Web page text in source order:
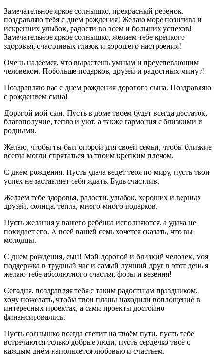
Замечательное яркое солнышко, прекрасный ребенок,
поздравляю тебя с днем рождения! Желаю море позитива и
искренних улыбок, радости во всем и больших успехов!
Замечательное яркое солнышко, желаем тебе крепкого
здоровья, счастливых глазок и хорошего настроения!
Очень надеемся, что вырастешь умным и преуспевающим
человеком. Побольше подарков, друзей и радостных минут!
Поздравляю вас с днем рождения дорогого сына. Поздравляю
с рождением сына!
Дорогой мой сын. Пусть в доме твоем будет всегда достаток,
благополучие, тепло и уют, а также гармония с близкими и
родными.
Желаю, чтобы ты был опорой для своей семьи, чтобы близкие
всегда могли спрятаться за твоим крепким плечом.
С днём рождения. Пусть удача ведёт тебя по миру, пусть твой
успех не заставляет себя ждать. Будь счастлив.
Желаем тебе здоровья, радости, улыбок, хороших и верных
друзей, солнца, тепла, много-много подарков.
Пусть желания у вашего ребёнка исполняются, а удача не
покидает его. А всей вашей семь хочется сказать, что вы
молодцы.
С днем рождения, сын! Мой дорогой и близкий человек, моя
поддержка в трудный час и самый лучший друг в этот день я
желаю тебе абсолютного счастья, форы и везения!
Сегодня, поздравляя тебя с таким радостным праздником,
хочу пожелать, чтобы твои планы находили воплощение в
интересных проектах, а сами проекты достойно
финансировались.
Пусть солнышко всегда светит на твоём пути, пусть тебе
встречаются только добрые люди, пусть сердечко твоё с
каждым днём наполняется любовью и счастьем.